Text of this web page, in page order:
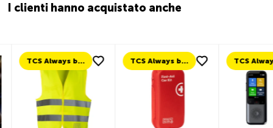
I clienti hanno acquistato anche
TCS Always by my side TCS Always by my side